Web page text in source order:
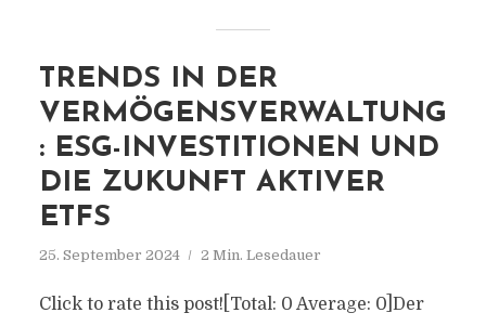
TRENDS IN DER
VERMÖGENSVERWALTUNG
: ESG-INVESTITIONEN UND
DIE ZUKUNFT AKTIVER
ETFS
25. September 2024 2 Min. Lesedauer
Click to rate this post![Total: 0 Average: 0]Der